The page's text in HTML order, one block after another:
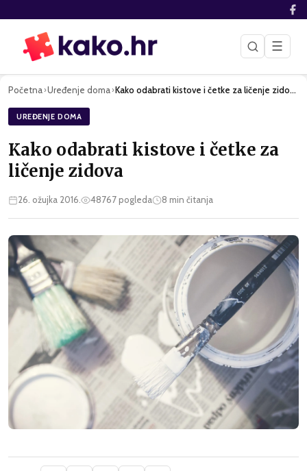
☰
Početna›Uređenje doma› Kako odabrati kistove i četke za ličenje zidova
UREĐENJE DOMA
Kako odabrati kistove i četke za
ličenje zidova
26. ožujka 2016. 48767pogleda 8 min čitanja